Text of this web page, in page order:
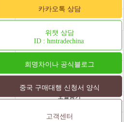
카카오톡 상담
위챗 상담
ID : hmtradechina
희명차이나 공식블로그
중국 구매대행 신청서 양식
고객센터
일반에센스
주사기용기
오일용기
샘플병 용기(바이알,시공,앰플)